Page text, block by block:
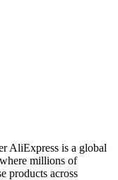
AliExpress is a global
millions of
products across